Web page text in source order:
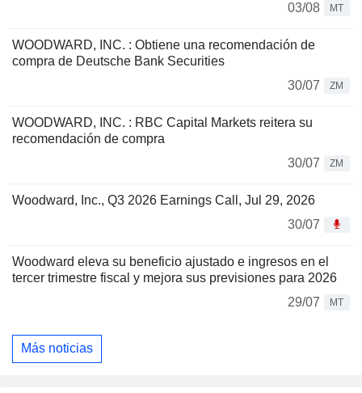
03/08 MT
WOODWARD, INC. : Obtiene una recomendación de
compra de Deutsche Bank Securities
30/07
ZM
WOODWARD, INC. : RBC Capital Markets reitera su
recomendación de compra
30/07
ZM
Woodward, Inc., Q3 2026 Earnings Call, Jul 29, 2026
30/07
Woodward eleva su beneficio ajustado e ingresos en el
tercer trimestre fiscal y mejora sus previsiones para 2026
29/07
MT
Más noticias